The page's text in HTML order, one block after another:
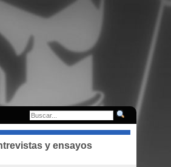
y ensayos